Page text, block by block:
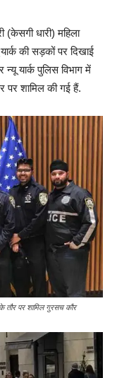
(केसगी धारी) महिला
की सड़कों पर दिखाई
यार्क पुलिस विभाग में
शामिल की गई हैं.
तौर पर शामिल गुरसच कौर